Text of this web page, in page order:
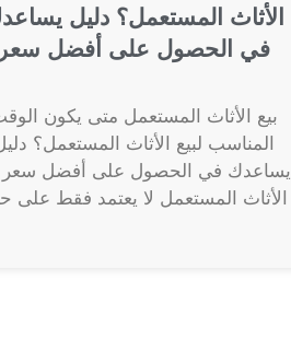
الأثاث المستعمل؟ دليل
في الحصول على أفضل سعر
بيع الأثاث المستعمل متى يكون
المناسب لبيع الأثاث المستعمل؟
يساعدك في الحصول على أفضل سعر
الأثاث المستعمل لا يعتمد فقط على